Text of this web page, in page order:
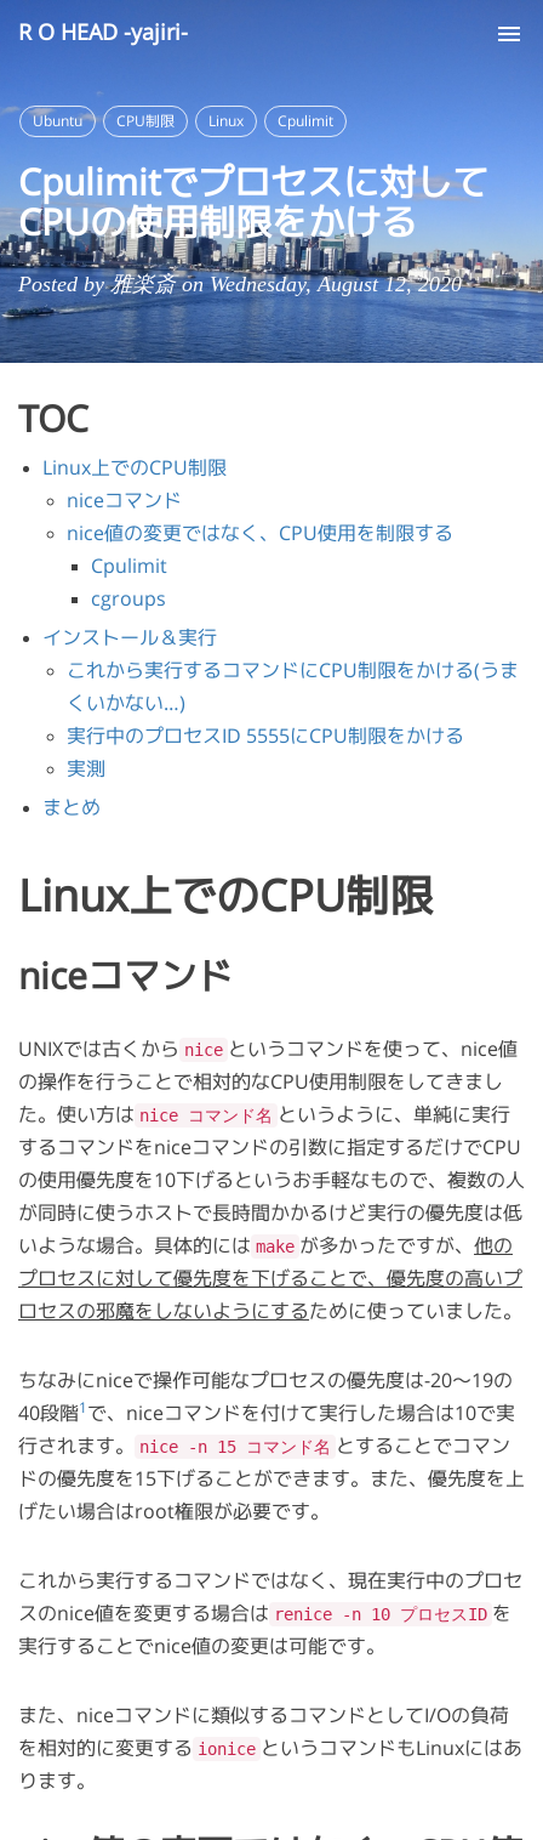
R O HEAD -yajiri-
Ubuntu CPU制限 Linux Cpulimit
Cpulimitでプロセスに対して
CPUの使用制限をかける
Posted by 雅楽斎 on Wednesday, August 12, 2020
TOC
Linux上でのCPU制限
niceコマンド
nice値の変更ではなく、CPU使用を制限する
Cpulimit
cgroups
インストール＆実行
これから実行するコマンドにCPU制限をかける(うま
くいかない…)
実行中のプロセスID 5555にCPU制限をかける
実測
まとめ
Linux上でのCPU制限
niceコマンド
UNIXでは古くから nice というコマンドを使って、nice値
の操作を行うことで相対的なCPU使用制限をしてきまし
た。使い方は nice コマンド名 というように、単純に実行
するコマンドをniceコマンドの引数に指定するだけでCPU
の使用優先度を10下げるというお手軽なもので、複数の人
が同時に使うホストで長時間かかるけど実行の優先度は低
いような場合。具体的には make が多かったですが、 他の
プロセスに対して優先度を下げることで、優先度の高いプ
ロセスの邪魔をしないようにするために使っていました。
ちなみにniceで操作可能なプロセスの優先度は-20〜19の
40段階1 で、niceコマンドを付けて実行した場合は10で実
行されます。
nice -n 15 コマンド名 とすることでコマン
ドの優先度を15下げることができます。また、優先度を上
げたい場合はroot権限が必要です。
これから実行するコマンドではなく、現在実行中のプロセ
スのnice値を変更する場合は renice -n 10 プロセスID を
実行することでnice値の変更は可能です。
また、niceコマンドに類似するコマンドとしてI/Oの負荷
を相対的に変更する ionice というコマンドもLinuxにはあ
ります。